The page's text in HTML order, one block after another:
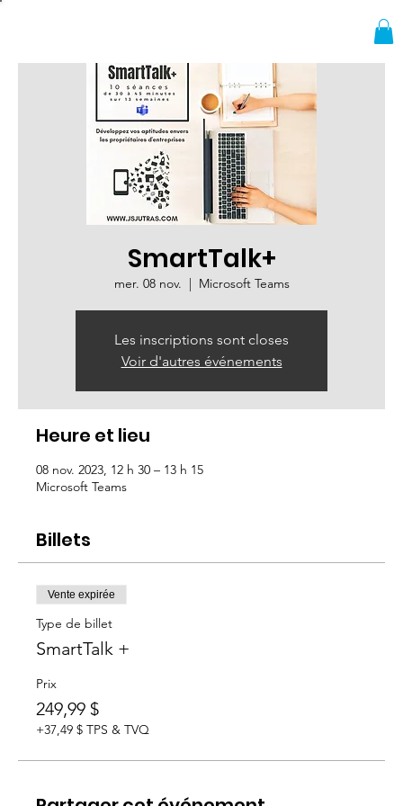
SmartTalk+
mer. 08 nov.
  |
Microsoft Teams
Les inscriptions sont closes
Voir d'autres événements
Heure et lieu
08 nov. 2023, 12 h 30 – 13 h 15
Microsoft Teams
Billets
Vente expirée
Type de billet
SmartTalk +
Prix
249,99 $
+37,49 $ TPS & TVQ